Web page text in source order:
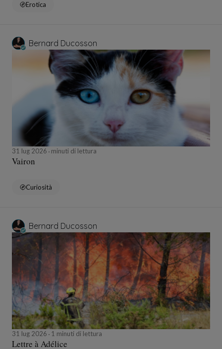
Erotica
Bernard Ducosson
31 lug 2026 minuti di lettura
Vairon
Curiosità
Bernard Ducosson
31 lug 2026 1 minuti di lettura
Lettre à Adélice